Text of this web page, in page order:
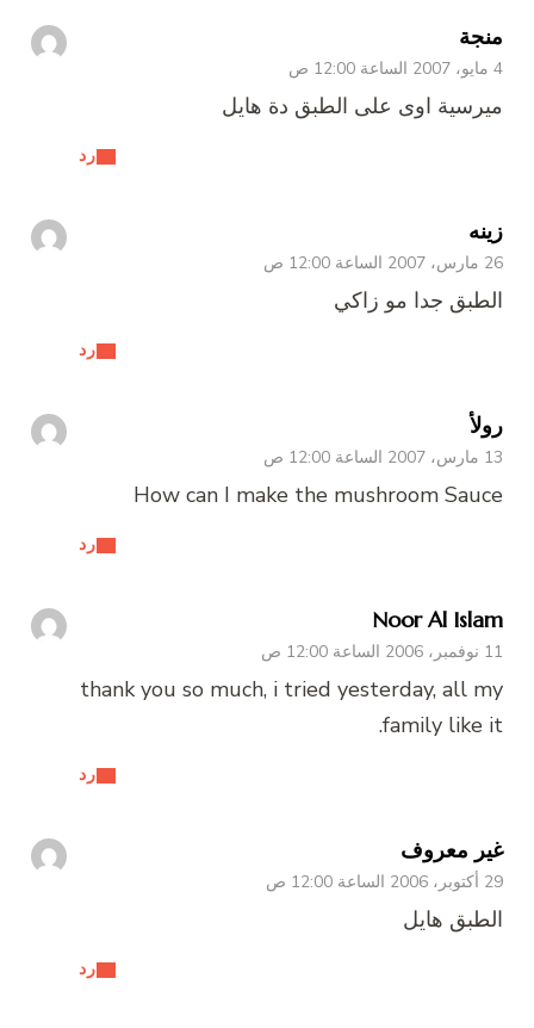
منجة
4 مايو، 2007 الساعة 12:00 ص
رد
ميرسية اوى على الطبق دة هايل
زينه
26 مارس، 2007 الساعة 12:00 ص
رد
الطبق جدا مو زاكي
رولأ
13 مارس، 2007 الساعة 12:00 ص
رد
How can I make the mushroom Sauce
Noor Al Islam
11 نوفمبر، 2006 الساعة 12:00 ص
رد
thank you so much, i tried yesterday, all my
family like it.
غير معروف
29 أكتوبر، 2006 الساعة 12:00 ص
رد
الطبق هايل